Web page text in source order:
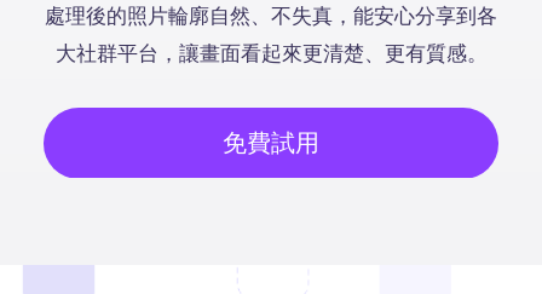
處理後的照片輪廓自然、不失真，能安心分享到各
大社群平台，讓畫面看起來更清楚、更有質感。
免費試用